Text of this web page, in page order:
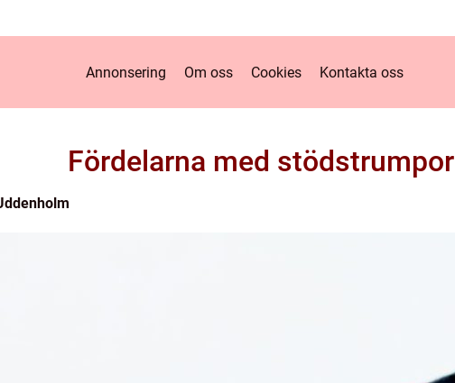
Annonsering Om oss Cookies Kontakta oss
Fördelarna med stödstrumpor